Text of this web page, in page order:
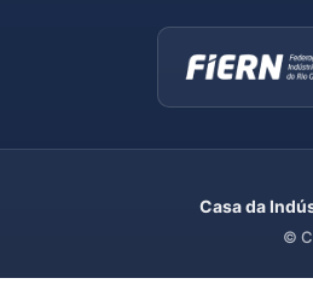
Casa da
©